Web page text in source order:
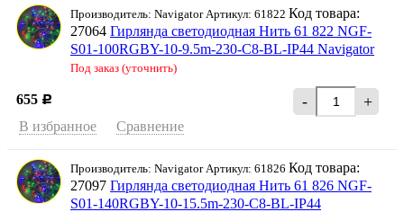
Производитель: Navigator Артикул: 61822 Код товара:
27064 Гирлянда светодиодная Нить 61 822 NGF-
S01-100RGBY-10-9.5m-230-C8-BL-IP44 Navigator
Под заказ (уточнить)
655 Р - +
В избранное Сравнение
Производитель: Navigator Артикул: 61826 Код товара:
27097 Гирлянда светодиодная Нить 61 826 NGF-
S01-140RGBY-10-15.5m-230-C8-BL-IP44